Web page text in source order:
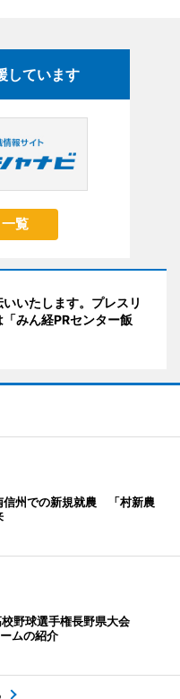
しています
覧
いたします。プレスリ
みん経PRセンター飯
信州での新規就農 「村新農
野球選手権長野県大会
ムの紹介